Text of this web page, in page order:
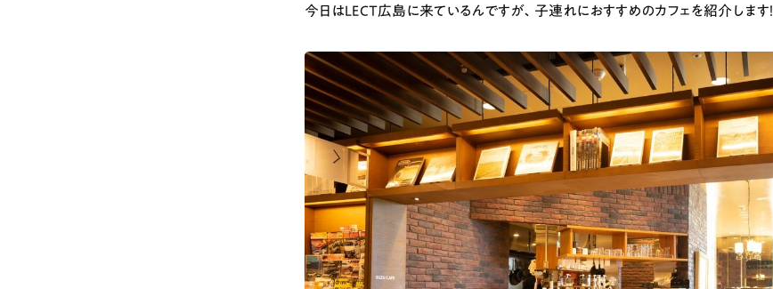
今日はLECT広島に来ているんですが、子連れにおすすめのカフェを紹介します！